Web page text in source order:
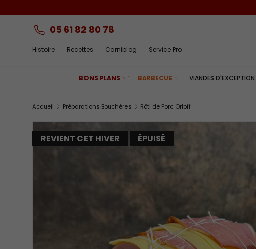
Aller au contenu
05 61 82 80 78
Histoire Recettes Carniblog Service Pro
BONS PLANS BARBECUE VIANDES D'EXCEPTION
Accueil Préparations Bouchères Rôti de Porc Orloff
REVIENT CET HIVER ÉPUISÉ